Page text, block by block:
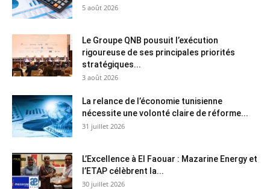
5 août 2026
Le Groupe QNB pousuit l’exécution
rigoureuse de ses principales priorités
stratégiques...
3 août 2026
La relance de l’économie tunisienne
nécessite une volonté claire de réforme...
31 juillet 2026
L’Excellence à El Faouar : Mazarine Energy et
l’ETAP célèbrent la...
30 juillet 2026